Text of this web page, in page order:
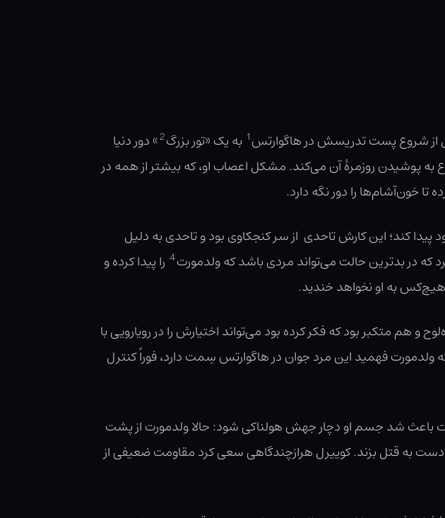
از شروع پست تدریسش در هاگوارتس1 به یک «تور بزرگ2» دور دنیا
به پوشیدن روزمرهٔ آن می‌کند. مشکل اعصاب او، که بیشتر از همه در
خون‌آشام‌ها را دور نگه دارد.
پیدا کند؛ این کارش تاحدی از سر کنجکاوی بود و تاحدی به دلیل
در بدترین حالت می‌تواند مردی باشد که ولدمورت4 را پیدا کرده و
به او نخواهد خندید.
هم متکبر بود که فکر کرده بود می‌تواند اختیارش را در رویارویی با
فهمید این مرد جوان در هاگوارتس سِمت دارد، فوراً کنترل
باعث شد جسم او دچار جهش هولناکی شود: حالا ولدمورت از پشت
به قتل بزند. کوییرل هرازچندگاهی سعی کرد مقاومت ضعیفی از